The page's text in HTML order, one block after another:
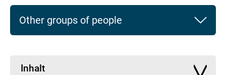
Other groups of people
Inhalt